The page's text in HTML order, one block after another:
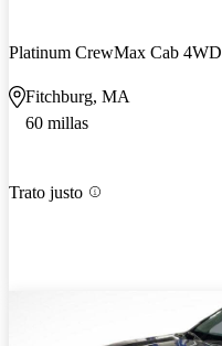
Platinum CrewMax Cab 4WD
Fitchburg, MA
60 millas
Trato justo